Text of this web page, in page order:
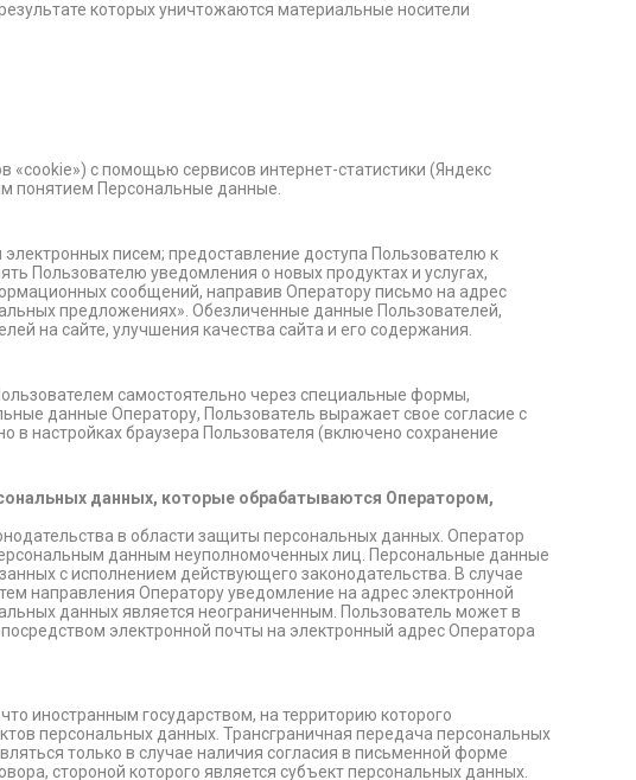
которых уничтожаются материальные носители
«cookie») с помощью сервисов интернет-статистики (Яндекс
понятием Персональные данные.
писем; предоставление доступа Пользователю к
Пользователю уведомления о новых продуктах и услугах,
сообщений, направив Оператору письмо на адрес
предложениях». Обезличенные данные Пользователей,
на сайте, улучшения качества сайта и его содержания.
самостоятельно через специальные формы,
данные Оператору, Пользователь выражает свое согласие с
в настройках браузера Пользователя (включено сохранение
данных, которые обрабатываются Оператором,
в области защиты персональных данных. Оператор
данным неуполномоченных лиц. Персональные данные
с исполнением действующего законодательства. В случае
направления Оператору уведомление на адрес электронной
данных является неограниченным. Пользователь может в
электронной почты на электронный адрес Оператора
иностранным государством, на территорию которого
персональных данных. Трансграничная передача персональных
только в случае наличия согласия в письменной форме
стороной которого является субъект персональных данных.